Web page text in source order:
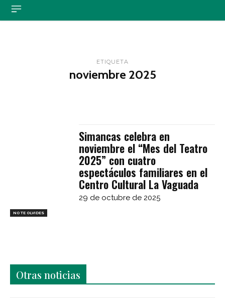
ETIQUETA
noviembre 2025
NO TE OLVIDES
Simancas celebra en
noviembre el “Mes del Teatro
2025” con cuatro
espectáculos familiares en el
Centro Cultural La Vaguada
29 de octubre de 2025
Otras noticias